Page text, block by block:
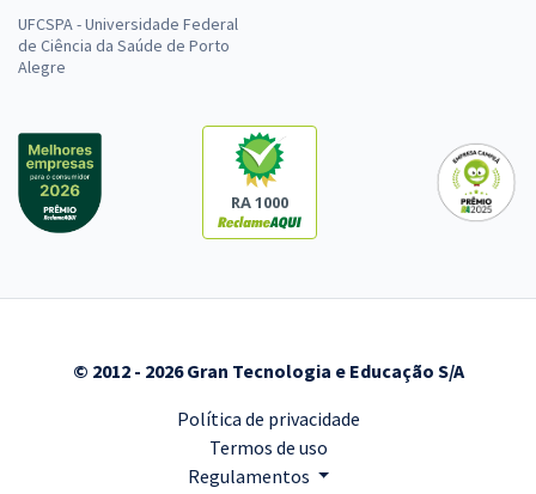
UFCSPA - Universidade Federal
de Ciência da Saúde de Porto
Alegre
RA 1000
© 2012 - 2026 Gran Tecnologia e Educação S/A
Política de privacidade
Termos de uso
Regulamentos